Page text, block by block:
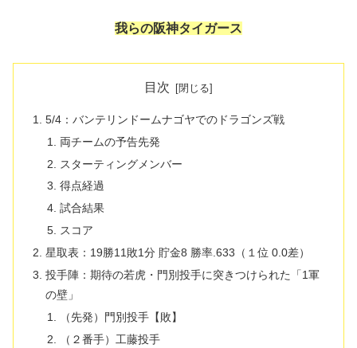
我らの阪神タイガース
目次
5/4：バンテリンドームナゴヤでのドラゴンズ戦
両チームの予告先発
スターティングメンバー
得点経過
試合結果
スコア
星取表：19勝11敗1分 貯金8 勝率.633（１位 0.0差）
投手陣：期待の若虎・門別投手に突きつけられた「1軍
の壁」
（先発）門別投手【敗】
（２番手）工藤投手